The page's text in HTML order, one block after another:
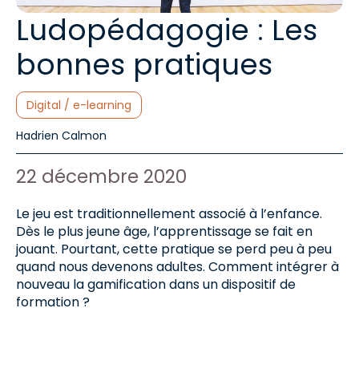
Ludopédagogie : Les
bonnes pratiques
Catégories :
Digital / e-learning
Auteur de l'article :
Hadrien Calmon
Date de publication :
22 décembre 2020
Le jeu est traditionnellement associé à l’enfance.
Dès le plus jeune âge, l’apprentissage se fait en
jouant. Pourtant, cette pratique se perd peu à peu
quand nous devenons adultes. Comment intégrer à
nouveau la gamification dans un dispositif de
formation ?